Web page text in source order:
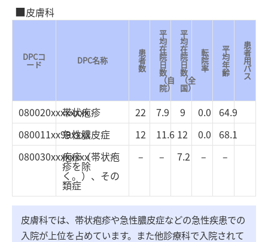
皮膚科
DPCコ
ード DPC名称
患
者
数
平
均
在
院
日
数
（自
院）
平
均
在
院
日
数
（全
国）
転
院
率
平
均
年
齢
患
者
用
パ
ス
080020xxxxxxxx
帯状疱疹 22 7.9 9 0.0
64.9
080011xx99xxxx
急性膿皮症 12 11.6 12 0.0
68.1
080030xxxxxxxx疱疹（帯状疱
疹を除
く。）、その
類症
– – 7.2 – –
皮膚科では、帯状疱疹や急性膿皮症などの急性疾患での
入院が上位を占めています。また他診療科で入院されて